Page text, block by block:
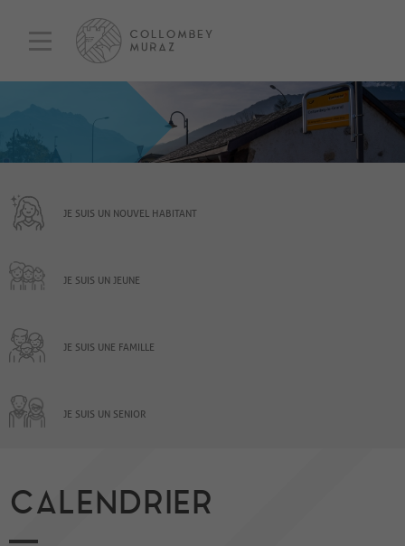
JE SUIS UN NOUVEL HABITANT
JE SUIS UN JEUNE
JE SUIS UNE FAMILLE
JE SUIS UN SENIOR
CALENDRIER